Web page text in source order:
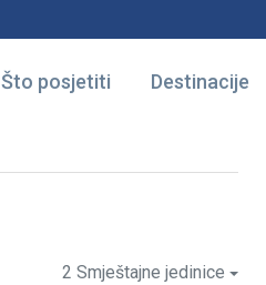
Što posjetiti Destinacije
2 Smještajne jedinice